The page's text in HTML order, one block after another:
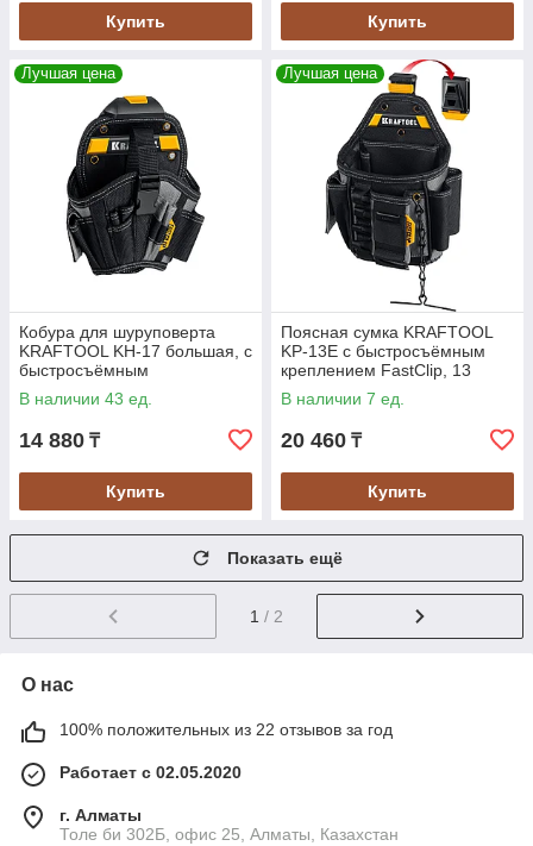
Купить Купить
Лучшая цена
Кобура для шуруповерта
KRAFTOOL KH-17 большая, с
быстросъёмным
креплением, FastClip, 17
карманов (38768)
В наличии 43 ед.
14 880 ₸
Купить
Лучшая цена
Поясная сумка KRAFTOOL
KP-13E с быстросъёмным
креплением FastClip, 13
карманов и петель, 280х200
мм (38772)
В наличии 7 ед.
20 460 ₸
Купить
Показать ещё
1 / 2
О нас
100% положительных из 22 отзывов за год
Работает с 02.05.2020
г. Алматы
Толе би 302Б, офис 25, Алматы, Казахстан